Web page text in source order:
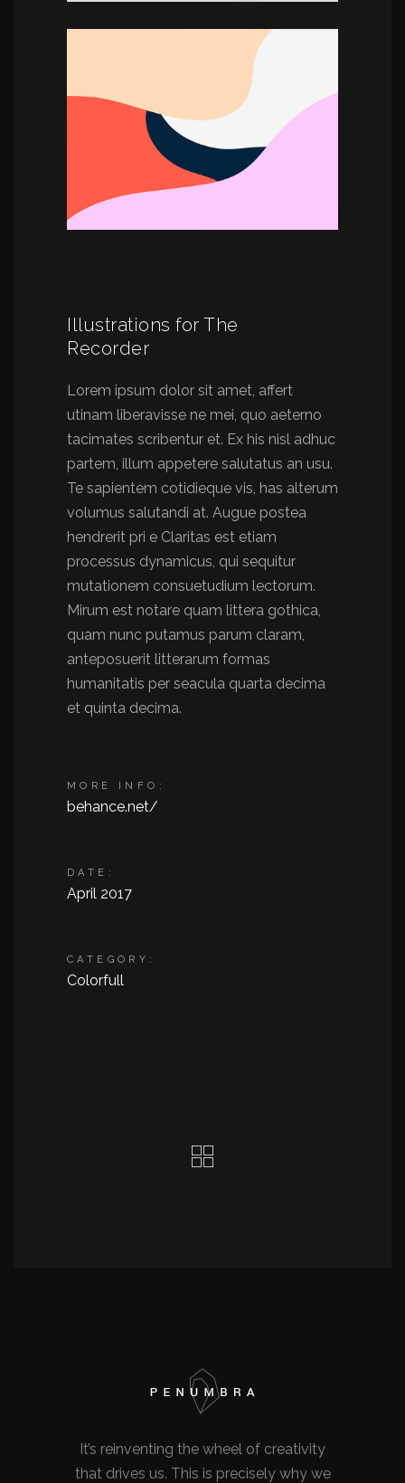
Illustrations for The
Recorder
Lorem ipsum dolor sit amet, affert
utinam liberavisse ne mei, quo aeterno
tacimates scribentur et. Ex his nisl adhuc
partem, illum appetere salutatus an usu.
Te sapientem cotidieque vis, has alterum
volumus salutandi at. Augue postea
hendrerit pri e Claritas est etiam
processus dynamicus, qui sequitur
mutationem consuetudium lectorum.
Mirum est notare quam littera gothica,
quam nunc putamus parum claram,
anteposuerit litterarum formas
humanitatis per seacula quarta decima
et quinta decima.
MORE INFO:
behance.net/
DATE:
April 2017
CATEGORY:
Colorfull
It’s reinventing the wheel of creativity
that drives us. This is precisely why we